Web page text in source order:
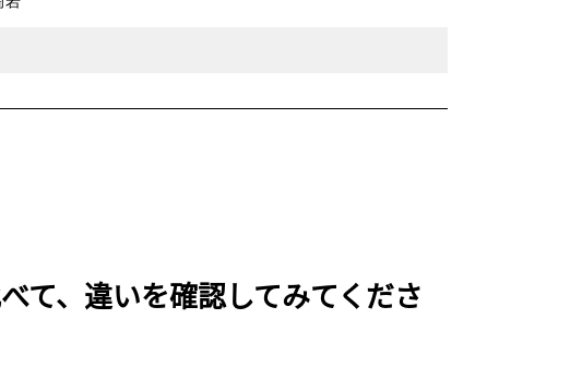
て、違いを確認してみてくださ